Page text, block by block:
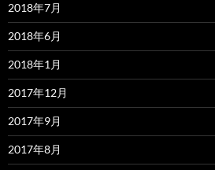
2018年7月
2018年6月
2018年1月
2017年12月
2017年9月
2017年8月